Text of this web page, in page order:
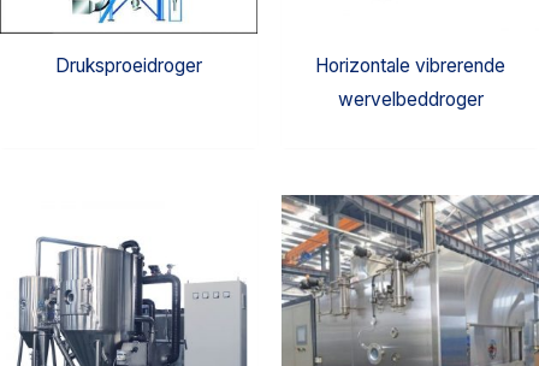
Druksproeidroger
Horizontale vibrerende
wervelbeddroger